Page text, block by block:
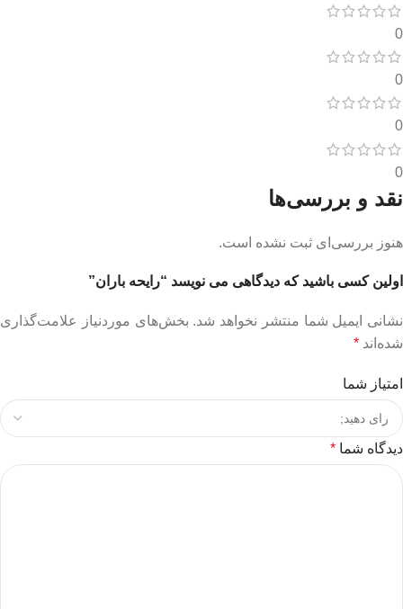
0
0
0
0
نقد و بررسی‌ها
هنوز بررسی‌ای ثبت نشده است.
اولین کسی باشید که دیدگاهی می نویسد “رایحه باران”
نشانی ایمیل شما منتشر نخواهد شد. بخش‌های موردنیاز علامت‌گذاری
شده‌اند *
امتیاز شما
دیدگاه شما *